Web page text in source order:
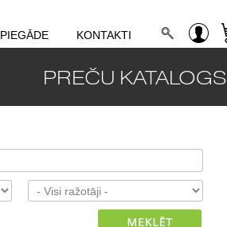
PIEGĀDE KONTAKTI
PREČU KATALOGS